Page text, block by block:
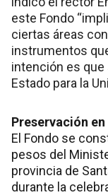
este Fondo
ciertas áreas
instrumentos
intención es
Estado para la
Preservación
El Fondo se
pesos del
provincia de
durante la